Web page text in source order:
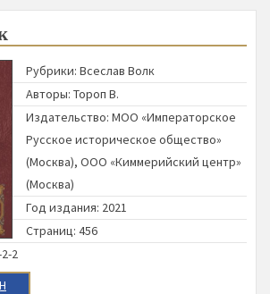
Рубрики: Всеслав Волк
Авторы: Тороп В.
Издательство: МОО «Императорское
Русское историческое общество»
(Москва), ООО «Киммерийский центр»
(Москва)
Год издания: 2021
Страниц: 456
2